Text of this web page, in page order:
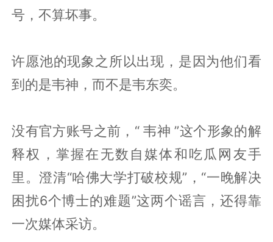
号，不算坏事。
许愿池的现象之所以出现，是因为他们看
到的是韦神，而不是韦东奕。
没有官方账号之前， “韦神”这个形象的解
释权，掌握在无数自媒体和吃瓜网友手
里。澄清“哈佛大学打破校规” ， “一晚解决
困扰6个博士的难题”这两个谣言，还得靠
一次媒体采访。